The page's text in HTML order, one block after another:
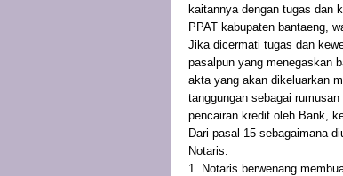
kaitannya dengan tugas dan
PPAT kabupaten bantaeng,
Jika dicermati tugas dan
pasalpun yang menegaskan
akta yang akan dikeluarkan
tanggungan sebagai
pencairan kredit oleh Bank,
Dari pasal 15 sebagaimana
Notaris:
1. Notaris berwenang